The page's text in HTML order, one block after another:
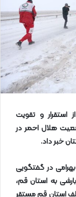
ی
ل
و تقویت
هلال احمر در
خبر داد.
در گفتگویی
به استان قم،
استان قم مستقر